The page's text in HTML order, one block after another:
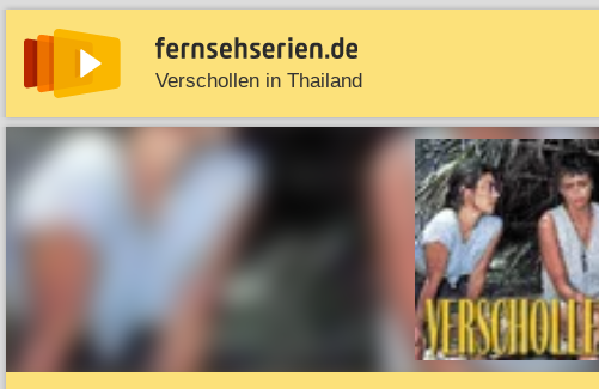
Verschollen in Thailand
News Entdecken Streaming TV-Starts